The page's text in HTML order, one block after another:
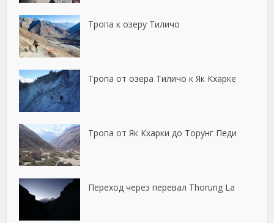
Тропа к озеру Тиличо
Тропа от озера Тиличо к Як Кхарке
Тропа от Як Кхарки до Торунг Педи
Переход через перевал Thorung La